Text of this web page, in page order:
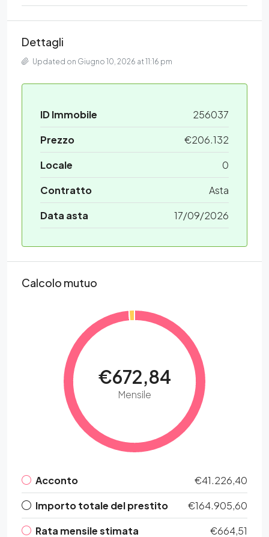
Dettagli
Updated on Giugno 10, 2026 at 11:16 pm
ID Immobile
256037
Prezzo
€206.132
Locale
0
Contratto
Asta
Data asta
17/09/2026
Calcolo mutuo
€672,84
Mensile
Acconto
€41.226,40
Importo totale del prestito
€164.905,60
Rata mensile stimata
€664,51